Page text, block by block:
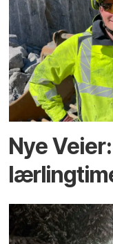
Nye